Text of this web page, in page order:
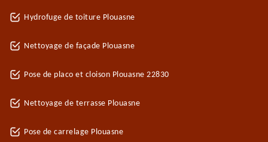
Hydrofuge de toiture Plouasne
Nettoyage de façade Plouasne
Pose de placo et cloison Plouasne 22830
Nettoyage de terrasse Plouasne
Pose de carrelage Plouasne